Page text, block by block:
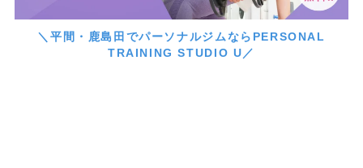
＼平間・鹿島田でパーソナルジムならPERSONAL
TRAINING STUDIO U／